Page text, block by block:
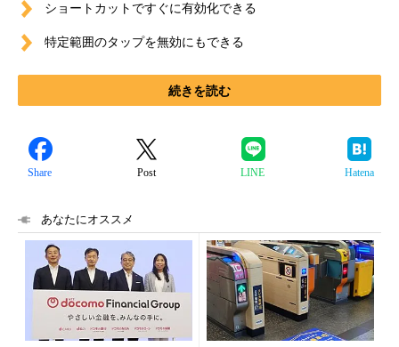
ショートカットですぐに有効化できる
特定範囲のタップを無効にもできる
続きを読む
Share Post LINE Hatena
あなたにオススメ